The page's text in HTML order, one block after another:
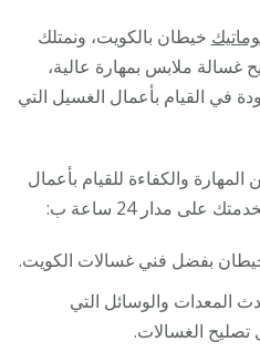
خيطان بالكويت، ونمتلك
غسالة ملابس بمهارة عالية،
القيام بأعمال الغسيل التي
والكفاءة للقيام بأعمال
على مدار 24 ساعة ب:
خيطان بفضل فني غسالات الكويت.
المعدات والوسائل التي
تصليح الغسالات.